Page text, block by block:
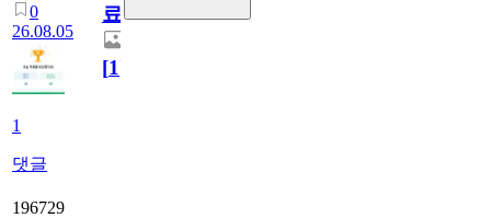
0
26.08.05
1
댓글
료
[1]
196729